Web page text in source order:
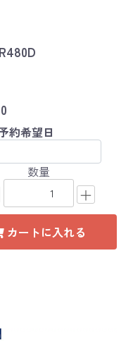
約希望日
数量
＋
カートに入れる